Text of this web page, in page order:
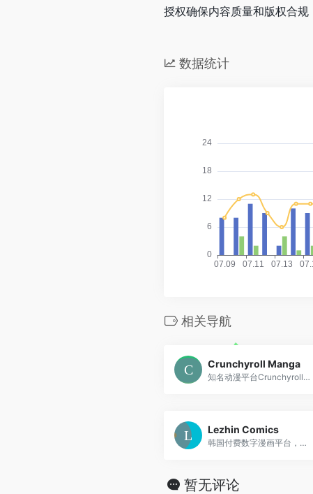
授权确保内容质量和版权合规
数据统计
相关导航
Crunchyroll Manga
知名动漫平台Crunchyroll的漫画服务，提供正版日本漫画内容
Lezhin Comics
韩国付费数字漫画平台，提供高质量的成人向和一般向漫画内容
暂无评论